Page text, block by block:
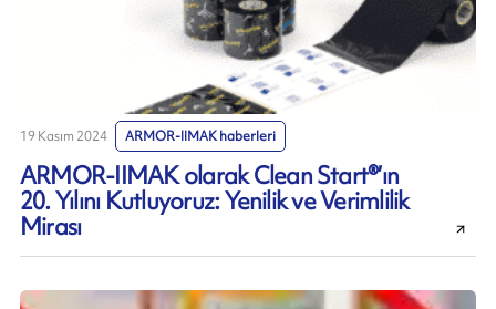
19 Kasım 2024 ARMOR-IIMAK haberleri
ARMOR-IIMAK olarak Clean Start®’ın
20. Yılını Kutluyoruz: Yenilik ve Verimlilik
Mirası